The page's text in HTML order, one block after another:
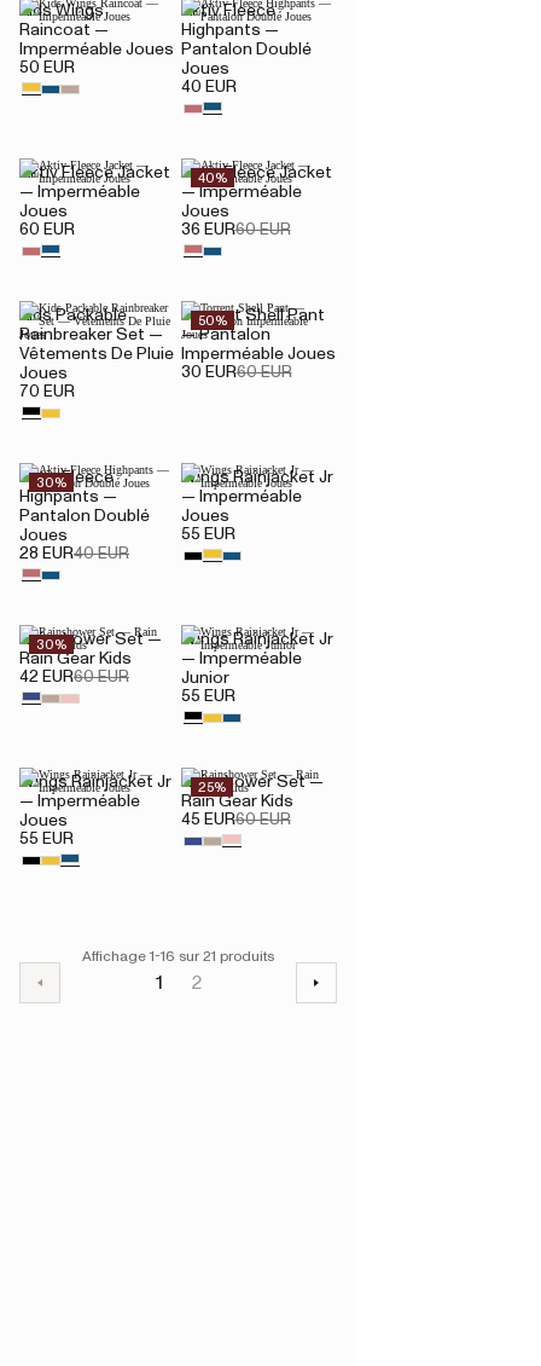
Kids Wings
Raincoat —
Imperméable Joues
50 EUR
Aktiv Fleece
Highpants —
Pantalon Doublé
Joues
40 EUR
Aktiv Fleece Jacket
— Imperméable
Joues
60 EUR
40%
Aktiv Fleece Jacket
— Imperméable
Joues
36 EUR60 EUR
Kids Packable
Rainbreaker Set —
Vêtements De Pluie
Joues
70 EUR
50%
Torrent Shell Pant
— Pantalon
Imperméable Joues
30 EUR60 EUR
30%
Aktiv Fleece
Highpants —
Pantalon Doublé
Joues
28 EUR40 EUR
Wings Rainjacket Jr
— Imperméable
Joues
55 EUR
30%
Rainshower Set —
Rain Gear Kids
42 EUR60 EUR
Wings Rainjacket Jr
— Imperméable
Junior
55 EUR
Wings Rainjacket Jr
— Imperméable
Joues
55 EUR
25%
Rainshower Set —
Rain Gear Kids
45 EUR60 EUR
Affichage 1-16 sur 21 produits
1 2